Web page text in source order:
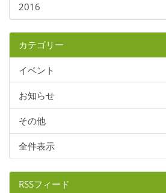
2016
カテゴリー
イベント
お知らせ
その他
全件表示
RSSフィード